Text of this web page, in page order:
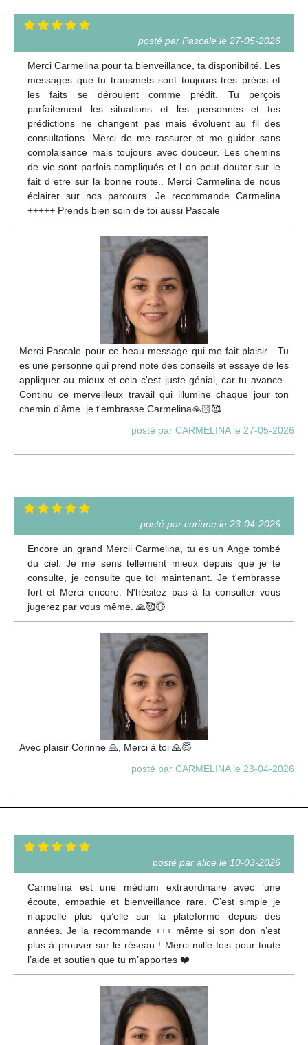
posté par Pascale le 27-05-2026
Merci Carmelina pour ta bienveillance, ta disponibilité. Les
messages que tu transmets sont toujours tres précis et
les faits se déroulent comme prédit. Tu perçois
parfaitement les situations et les personnes et tes
prédictions ne changent pas mais évoluent au fil des
consultations. Merci de me rassurer et me guider sans
complaisance mais toujours avec douceur. Les chemins
de vie sont parfois compliqués et l on peut douter sur le
fait d etre sur la bonne route.. Merci Carmelina de nous
éclairer sur nos parcours. Je recommande Carmelina
+++++ Prends bien soin de toi aussi Pascale
Merci Pascale pour ce beau message qui me fait plaisir . Tu
es une personne qui prend note des conseils et essaye de les
appliquer au mieux et cela c'est juste génial, car tu avance .
Continu ce merveilleux travail qui illumine chaque jour ton
chemin d'âme. je t'embrasse Carmelina🙏🏻🥰
posté par CARMELINA le 27-05-2026
posté par corinne le 23-04-2026
Encore un grand Mercii Carmelina, tu es un Ange tombé
du ciel. Je me sens tellement mieux depuis que je te
consulte, je consulte que toi maintenant. Je t'embrasse
fort et Merci encore. N'hésitez pas à la consulter vous
jugerez par vous même. 🙏🥰😇
Avec plaisir Corinne 🙏, Merci à toi 🙏😇
posté par CARMELINA le 23-04-2026
posté par alice le 10-03-2026
Carmelina est une médium extraordinaire avec ’une
écoute, empathie et bienveillance rare. C’est simple je
n’appelle plus qu’elle sur la plateforme depuis des
années. Je la recommande +++ même si son don n’est
plus à prouver sur le réseau ! Merci mille fois pour toute
l’aide et soutien que tu m’apportes ❤️